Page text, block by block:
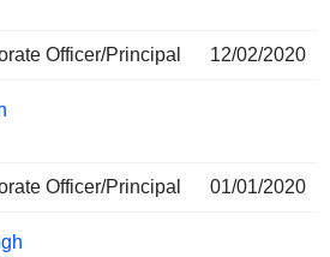
Officer/Principal 12/02/2020
Officer/Principal 01/01/2020